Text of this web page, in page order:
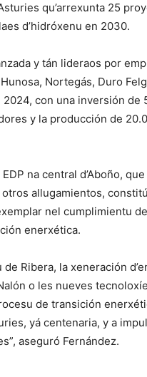
qu’arrexunta 25
d’hidróxenu en 2030.
y tán lideraos por
Nortegás, Duro
con una inversión de
y la producción de
na central d’Aboño,
allugamientos,
nel cumplimientu
enerxética.
Ribera, la xeneración
o les nueves
de transición
yá centenaria, y a
aseguró Fernández.